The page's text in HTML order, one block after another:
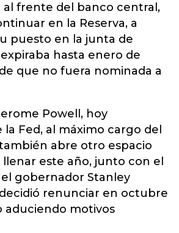
frente del banco central,
en la Reserva, a
puesto en la junta de
hasta enero de
que no fuera nominada a
Powell, hoy
Fed, al máximo cargo del
abre otro espacio
este año, junto con el
gobernador Stanley
renunciar en octubre
aduciendo motivos